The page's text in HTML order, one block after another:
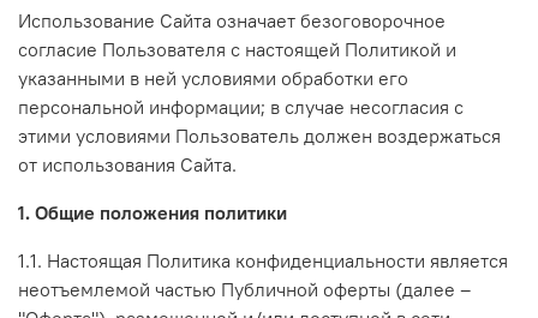
Использование Сайта означает безоговорочное
согласие Пользователя с настоящей Политикой и
указанными в ней условиями обработки его
персональной информации; в случае несогласия с
этими условиями Пользователь должен воздержаться
от использования Сайта.
1. Общие положения политики
1.1. Настоящая Политика конфиденциальности является
неотъемлемой частью Публичной оферты (далее –